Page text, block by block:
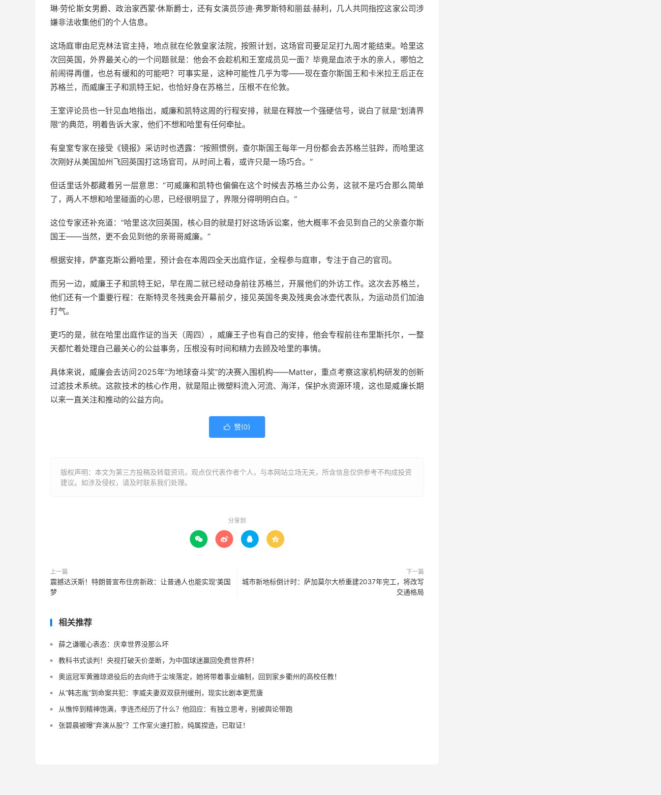
琳·劳伦斯女男爵、政治家西蒙·休斯爵士，还有女演员莎迪·弗罗斯特和丽兹·赫利，几人共同指控这家公司涉
嫌非法收集他们的个人信息。
这场庭审由尼克林法官主持，地点就在伦敦皇家法院，按照计划，这场官司要足足打九周才能结束。哈里这
次回英国，外界最关心的一个问题就是：他会不会趁机和王室成员见一面？毕竟是血浓于水的亲人，哪怕之
前闹得再僵，也总有缓和的可能吧？可事实是，这种可能性几乎为零——现在查尔斯国王和卡米拉王后正在
苏格兰，而威廉王子和凯特王妃，也恰好身在苏格兰，压根不在伦敦。
王室评论员也一针见血地指出，威廉和凯特这周的行程安排，就是在释放一个强硬信号，说白了就是“划清界
限”的典范，明着告诉大家，他们不想和哈里有任何牵扯。
有皇室专家在接受《镜报》采访时也透露：“按照惯例，查尔斯国王每年一月份都会去苏格兰驻跸，而哈里这
次刚好从美国加州飞回英国打这场官司，从时间上看，或许只是一场巧合。”
但话里话外都藏着另一层意思：“可威廉和凯特也偏偏在这个时候去苏格兰办公务，这就不是巧合那么简单
了，两人不想和哈里碰面的心思，已经很明显了，界限分得明明白白。”
这位专家还补充道：“哈里这次回英国，核心目的就是打好这场诉讼案，他大概率不会见到自己的父亲查尔斯
国王——当然，更不会见到他的亲哥哥威廉。”
根据安排，萨塞克斯公爵哈里，预计会在本周四全天出庭作证，全程参与庭审，专注于自己的官司。
而另一边，威廉王子和凯特王妃，早在周二就已经动身前往苏格兰，开展他们的外访工作。这次去苏格兰，
他们还有一个重要行程：在斯特灵冬残奥会开幕前夕，接见英国冬奥及残奥会冰壶代表队，为运动员们加油
打气。
更巧的是，就在哈里出庭作证的当天（周四），威廉王子也有自己的安排，他会专程前往布里斯托尔，一整
天都忙着处理自己最关心的公益事务，压根没有时间和精力去顾及哈里的事情。
具体来说，威廉会去访问2025年“为地球奋斗奖”的决赛入围机构——Matter，重点考察这家机构研发的创新
过滤技术系统。这款技术的核心作用，就是阻止微塑料流入河流、海洋，保护水资源环境，这也是威廉长期
以来一直关注和推动的公益方向。
 赞(0)
版权声明：本文为第三方投稿及转载资讯，观点仅代表作者个人，与本网站立场无关，所含信息仅供参考不构成投资
建议。如涉及侵权，请及时联系我们处理。
分享到
   
上一篇
震撼达沃斯！特朗普宣布住房新政：让普通人也能实现'美国
梦
下一篇
城市新地标倒计时：萨加莫尔大桥重建2037年完工，将改写
交通格局
相关推荐
薛之谦暖心表态：庆幸世界没那么坏
教科书式谈判！央视打破天价垄断，为中国球迷赢回免费世界杯！
奥运冠军黄雅琼退役后的去向终于尘埃落定，她将带着事业编制，回到家乡衢州的高校任教！
从“韩志胤”到命案共犯：李威夫妻双双获刑缓刑，现实比剧本更荒唐
从憔悴到精神饱满，李连杰经历了什么？他回应：有独立思考，别被舆论带跑
张碧晨被曝“弃演从股”？工作室火速打脸，纯属捏造，已取证！